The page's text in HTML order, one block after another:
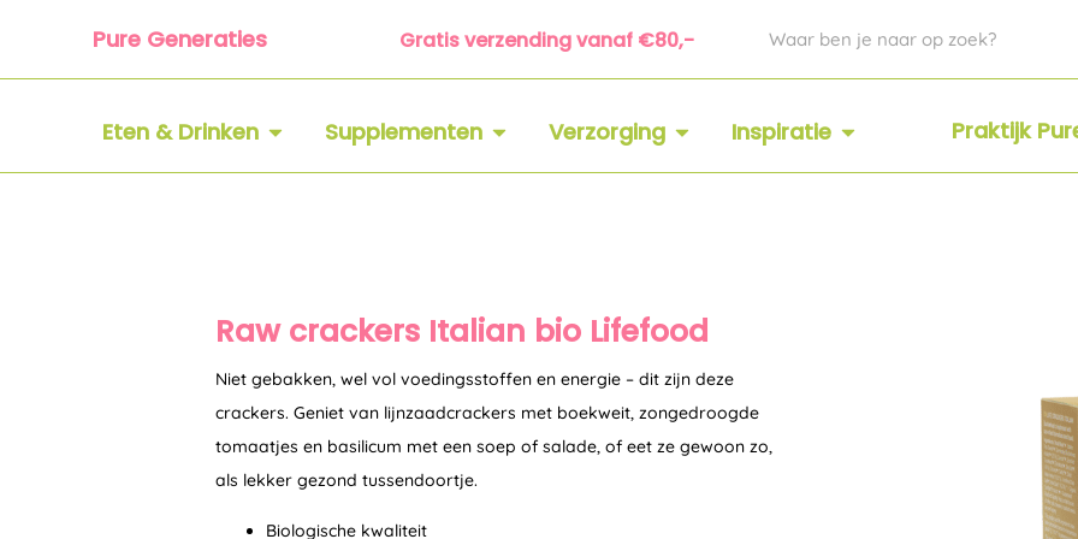
de
Pure Generaties Gratis verzending vanaf €80,- Zoeken
Eten & Drinken OPEN ETEN & DRINKEN
Supplementen OPEN SUPPLEMENTEN
Verzorging OPEN VERZORGING
Inspiratie OPEN INSPIRATIEPraktijk
Raw crackers Italian bio Lifefood
Niet gebakken, wel vol voedingsstoffen en energie – dit zijn deze
crackers. Geniet van lijnzaadcrackers met boekweit, zongedroogde
tomaatjes en basilicum met een soep of salade, of eet ze gewoon zo,
als lekker gezond tussendoortje.
Biologische kwaliteit